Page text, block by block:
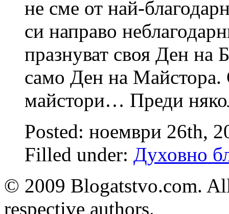
не сме от най-
си направо
празнуват своя Ден на
само Ден на Майстора.
майстори… Преди
Posted: ноември 26th,
Filled under: Духовно
© 2009 Blogatstvo.com.
respective authors.